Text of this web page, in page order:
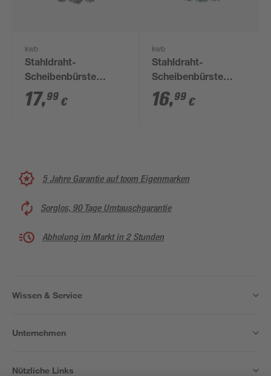
kwb
Stahldraht-
Scheibenbürste
gezopft Ø 115 M14
17,99 €
kwb
Stahldraht-
Scheibenbürste
'Aggresso-Flex'
gezopft Ø 100 mm
16,99 €
5 Jahre Garantie auf toom Eigenmarken
Sorglos, 90 Tage Umtauschgarantie
Abholung im Markt in 2 Stunden
Wissen & Service
Unternehmen
Nützliche Links